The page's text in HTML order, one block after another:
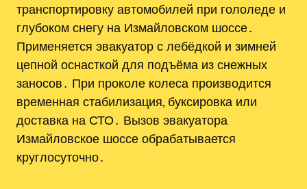
транспортировку автомобилей при гололеде и
глубоком снегу на Измайловском шоссе․
Применяется эвакуатор с лебёдкой и зимней
цепной оснасткой для подъёма из снежных
заносов․ При проколе колеса производится
временная стабилизация, буксировка или
доставка на СТО․ Вызов эвакуатора
Измайловское шоссе обрабатывается
круглосуточно․